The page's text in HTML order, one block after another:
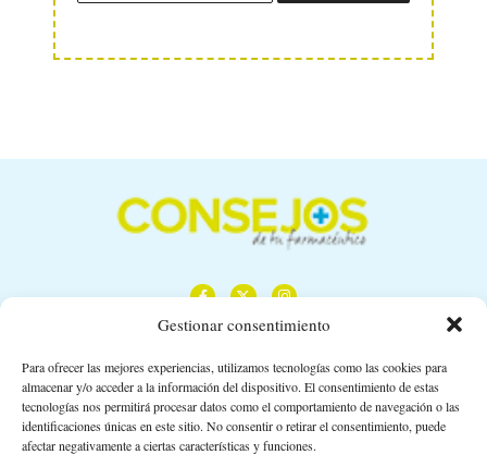
Gestionar consentimiento
Para ofrecer las mejores experiencias, utilizamos tecnologías como las cookies para
almacenar y/o acceder a la información del dispositivo. El consentimiento de estas
tecnologías nos permitirá procesar datos como el comportamiento de navegación o las
identificaciones únicas en este sitio. No consentir o retirar el consentimiento, puede
afectar negativamente a ciertas características y funciones.
Calle Camino de los Descubrimientos, 11,
Planta 3ª 41092 – Sevilla
674 02 62 03